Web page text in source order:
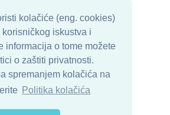
kolačiće (eng. cookies)
iskustva i
informacija o tome možete
o zaštiti privatnosti.
spremanjem kolačića na
Politika kolačića